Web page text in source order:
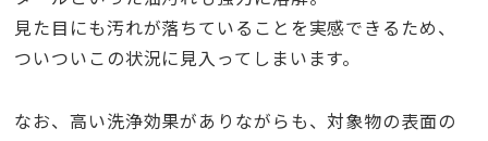
見た目にも汚れが落ちていることを実感できるため、
ついついこの状況に見入ってしまいます。
なお、高い洗浄効果がありながらも、対象物の表面の